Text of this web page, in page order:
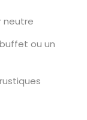
neutre
ou un